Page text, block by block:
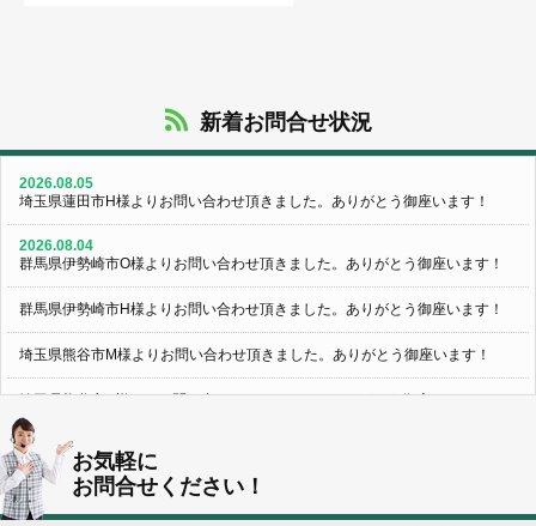
新着お問合せ状況
2026.08.05
埼玉県蓮田市H様よりお問い合わせ頂きました。ありがとう御座います！
2026.08.04
群馬県伊勢崎市O様よりお問い合わせ頂きました。ありがとう御座います！
群馬県伊勢崎市H様よりお問い合わせ頂きました。ありがとう御座います！
埼玉県熊谷市M様よりお問い合わせ頂きました。ありがとう御座います！
埼玉県熊谷市S様よりお問い合わせ頂きました。ありがとう御座います！
群馬県伊勢崎市K様よりお問い合わせ頂きました。ありがとう御座います！
東京都葛飾区N様よりお問い合わせ頂きました。ありがとう御座います！
お気軽に
お問合せください！